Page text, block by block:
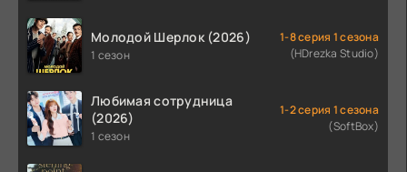
Молодой Шерлок (2026)
1 сезон
1-8 серия 1 сезона
(HDrezka Studio)
Любимая сотрудница
(2026)
1 сезон
1-2 серия 1 сезона
(SoftBox)